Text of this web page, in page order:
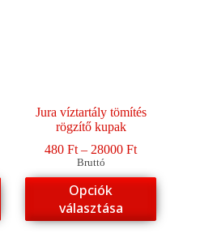
Jura víztartály tömítés
rögzítő kupak
480Ft – 28000Ft
-
Bruttó
Opciók
választása
Ennek
a
terméknek
több